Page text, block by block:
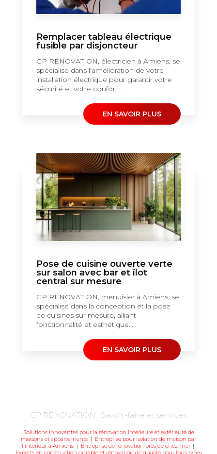
Remplacer tableau électrique
fusible par disjoncteur
GP RÉNOVATION, électricien à Amiens, se
spécialise dans l'amélioration de votre
installation électrique pour garantir votre
sécurité et votre confort....
EN SAVOIR PLUS
Pose de cuisine ouverte verte
sur salon avec bar et îlot
central sur mesure
GP RÉNOVATION, menuisier à Amiens, se
spécialise dans la conception et la pose
de cuisines sur mesure, alliant
fonctionnalité et esthétique....
EN SAVOIR PLUS
GP RÉNOVATION : Savoir-faire et services
Solutions innovantes pour la rénovation intérieure et extérieure de
maisons et appartements | Entreprise pour isolation de maison par
l'intérieur à Amiens| Entreprise de rénovation près de chez moi |